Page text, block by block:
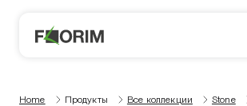
Home Продукты Все коллекции Stone